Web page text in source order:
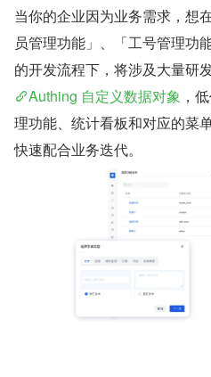
当你的企业因为业务需求，想
员管理功能」、「工号管理功
Authing 自定义数据对象 ，
理功能、统计看板和对应的菜
快速配合业务迭代。